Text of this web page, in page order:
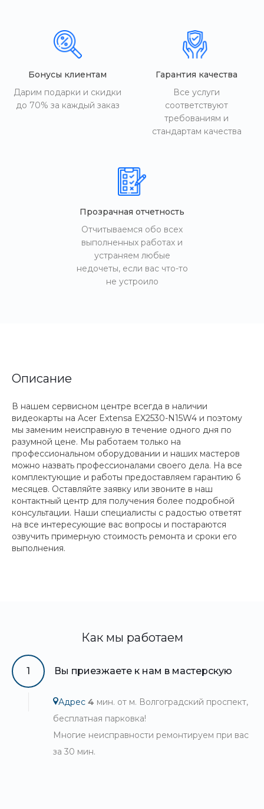
Бонусы клиентам
Дарим подарки и скидки
до 70% за каждый заказ
Гарантия качества
Все услуги
соответствуют
требованиям и
стандартам качества
Прозрачная отчетность
Отчитываемся обо всех
выполненных работах и
устраняем любые
недочеты, если вас что-то
не устроило
Описание
В нашем сервисном центре всегда в наличии
видеокарты на Acer Extensa EX2530-N15W4 и поэтому
мы заменим неисправную в течение одного дня по
разумной цене. Мы работаем только на
профессиональном оборудовании и наших мастеров
можно назвать профессионалами своего дела. На все
комплектующие и работы предоставляем гарантию 6
месяцев. Оставляйте заявку или звоните в наш
контактный центр для получения более подробной
консультации. Наши специалисты с радостью ответят
на все интересующие вас вопросы и постараются
озвучить примерную стоимость ремонта и сроки его
выполнения.
Как мы работаем
1 Вы приезжаете к нам в мастерскую
Адрес 4 мин. от м. Волгоградский проспект,
бесплатная парковка!
Многие неисправности ремонтируем при вас
за 30 мин.